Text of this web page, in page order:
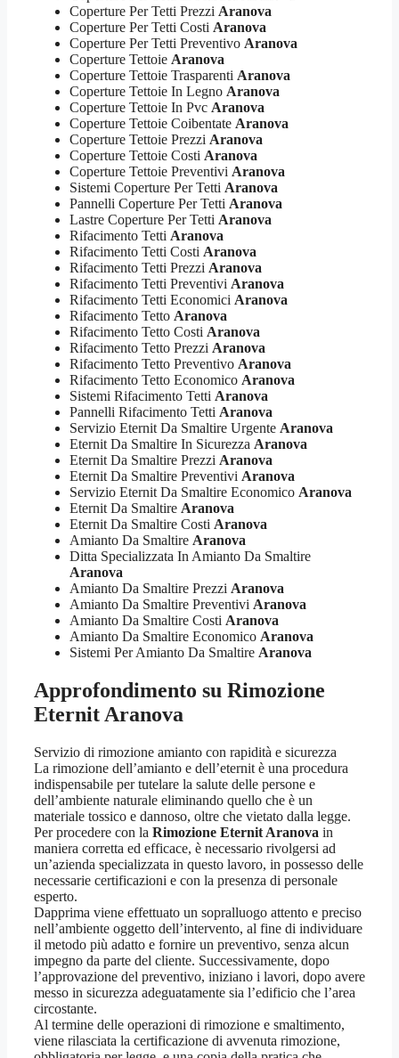
Coperture Per Tetti Prezzi Aranova
Coperture Per Tetti Costi Aranova
Coperture Per Tetti Preventivo Aranova
Coperture Tettoie Aranova
Coperture Tettoie Trasparenti Aranova
Coperture Tettoie In Legno Aranova
Coperture Tettoie In Pvc Aranova
Coperture Tettoie Coibentate Aranova
Coperture Tettoie Prezzi Aranova
Coperture Tettoie Costi Aranova
Coperture Tettoie Preventivi Aranova
Sistemi Coperture Per Tetti Aranova
Pannelli Coperture Per Tetti Aranova
Lastre Coperture Per Tetti Aranova
Rifacimento Tetti Aranova
Rifacimento Tetti Costi Aranova
Rifacimento Tetti Prezzi Aranova
Rifacimento Tetti Preventivi Aranova
Rifacimento Tetti Economici Aranova
Rifacimento Tetto Aranova
Rifacimento Tetto Costi Aranova
Rifacimento Tetto Prezzi Aranova
Rifacimento Tetto Preventivo Aranova
Rifacimento Tetto Economico Aranova
Sistemi Rifacimento Tetti Aranova
Pannelli Rifacimento Tetti Aranova
Servizio Eternit Da Smaltire Urgente Aranova
Eternit Da Smaltire In Sicurezza Aranova
Eternit Da Smaltire Prezzi Aranova
Eternit Da Smaltire Preventivi Aranova
Servizio Eternit Da Smaltire Economico Aranova
Eternit Da Smaltire Aranova
Eternit Da Smaltire Costi Aranova
Amianto Da Smaltire Aranova
Ditta Specializzata In Amianto Da Smaltire
Aranova
Amianto Da Smaltire Prezzi Aranova
Amianto Da Smaltire Preventivi Aranova
Amianto Da Smaltire Costi Aranova
Amianto Da Smaltire Economico Aranova
Sistemi Per Amianto Da Smaltire Aranova
Approfondimento su Rimozione
Eternit Aranova
Servizio di rimozione amianto con rapidità e sicurezza
La rimozione dell’amianto e dell’eternit è una procedura
indispensabile per tutelare la salute delle persone e
dell’ambiente naturale eliminando quello che è un
materiale tossico e dannoso, oltre che vietato dalla legge.
Per procedere con la Rimozione Eternit Aranova in
maniera corretta ed efficace, è necessario rivolgersi ad
un’azienda specializzata in questo lavoro, in possesso delle
necessarie certificazioni e con la presenza di personale
esperto.
Dapprima viene effettuato un sopralluogo attento e preciso
nell’ambiente oggetto dell’intervento, al fine di individuare
il metodo più adatto e fornire un preventivo, senza alcun
impegno da parte del cliente. Successivamente, dopo
l’approvazione del preventivo, iniziano i lavori, dopo avere
messo in sicurezza adeguatamente sia l’edificio che l’area
circostante.
Al termine delle operazioni di rimozione e smaltimento,
viene rilasciata la certificazione di avvenuta rimozione,